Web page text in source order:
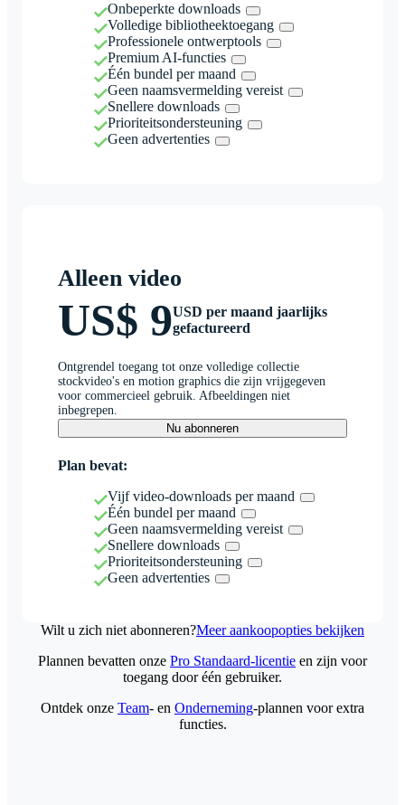
Onbeperkte downloads
Volledige bibliotheektoegang
Professionele ontwerptools
Premium AI-functies
Één bundel per maand
Geen naamsvermelding vereist
Snellere downloads
Prioriteitsondersteuning
Geen advertenties
Alleen video
US$ 9USD per maand jaarlijks
gefactureerd
Ontgrendel toegang tot onze volledige collectie
stockvideo's en motion graphics die zijn vrijgegeven
voor commercieel gebruik. Afbeeldingen niet
inbegrepen.
Nu abonneren
Plan bevat:
Vijf video-downloads per maand
Één bundel per maand
Geen naamsvermelding vereist
Snellere downloads
Prioriteitsondersteuning
Geen advertenties
Wilt u zich niet abonneren?Meer aankoopopties bekijken
Plannen bevatten onze Pro Standaard-licentie en zijn voor
toegang door één gebruiker.
Ontdek onze Team- en Onderneming-plannen voor extra
functies.